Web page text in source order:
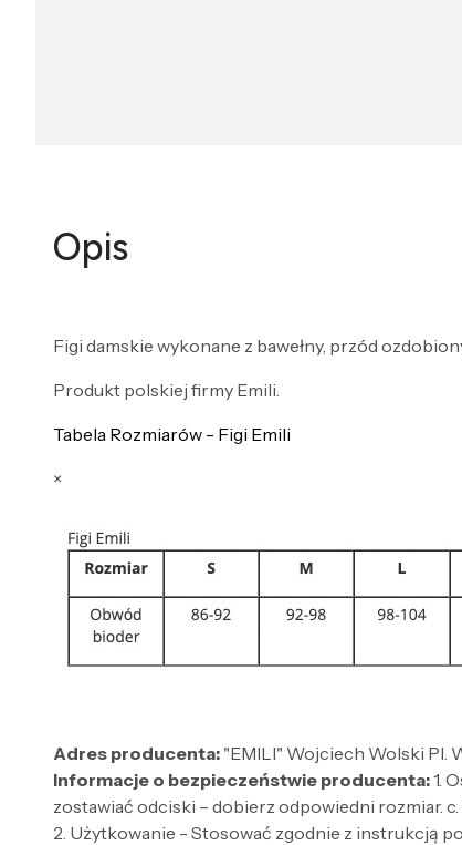
Opis
Figi damskie wykonane z bawełny, przód
Produkt polskiej firmy Emili.
Tabela Rozmiarów - Figi Emili
×
Adres producenta: "EMILI" Wojciech Wolski Pl.
Informacje o bezpieczeństwie producenta:1.
zostawiać odciski – dobierz odpowiedni rozmiar.
2. Użytkowanie - Stosować zgodnie z instrukcją